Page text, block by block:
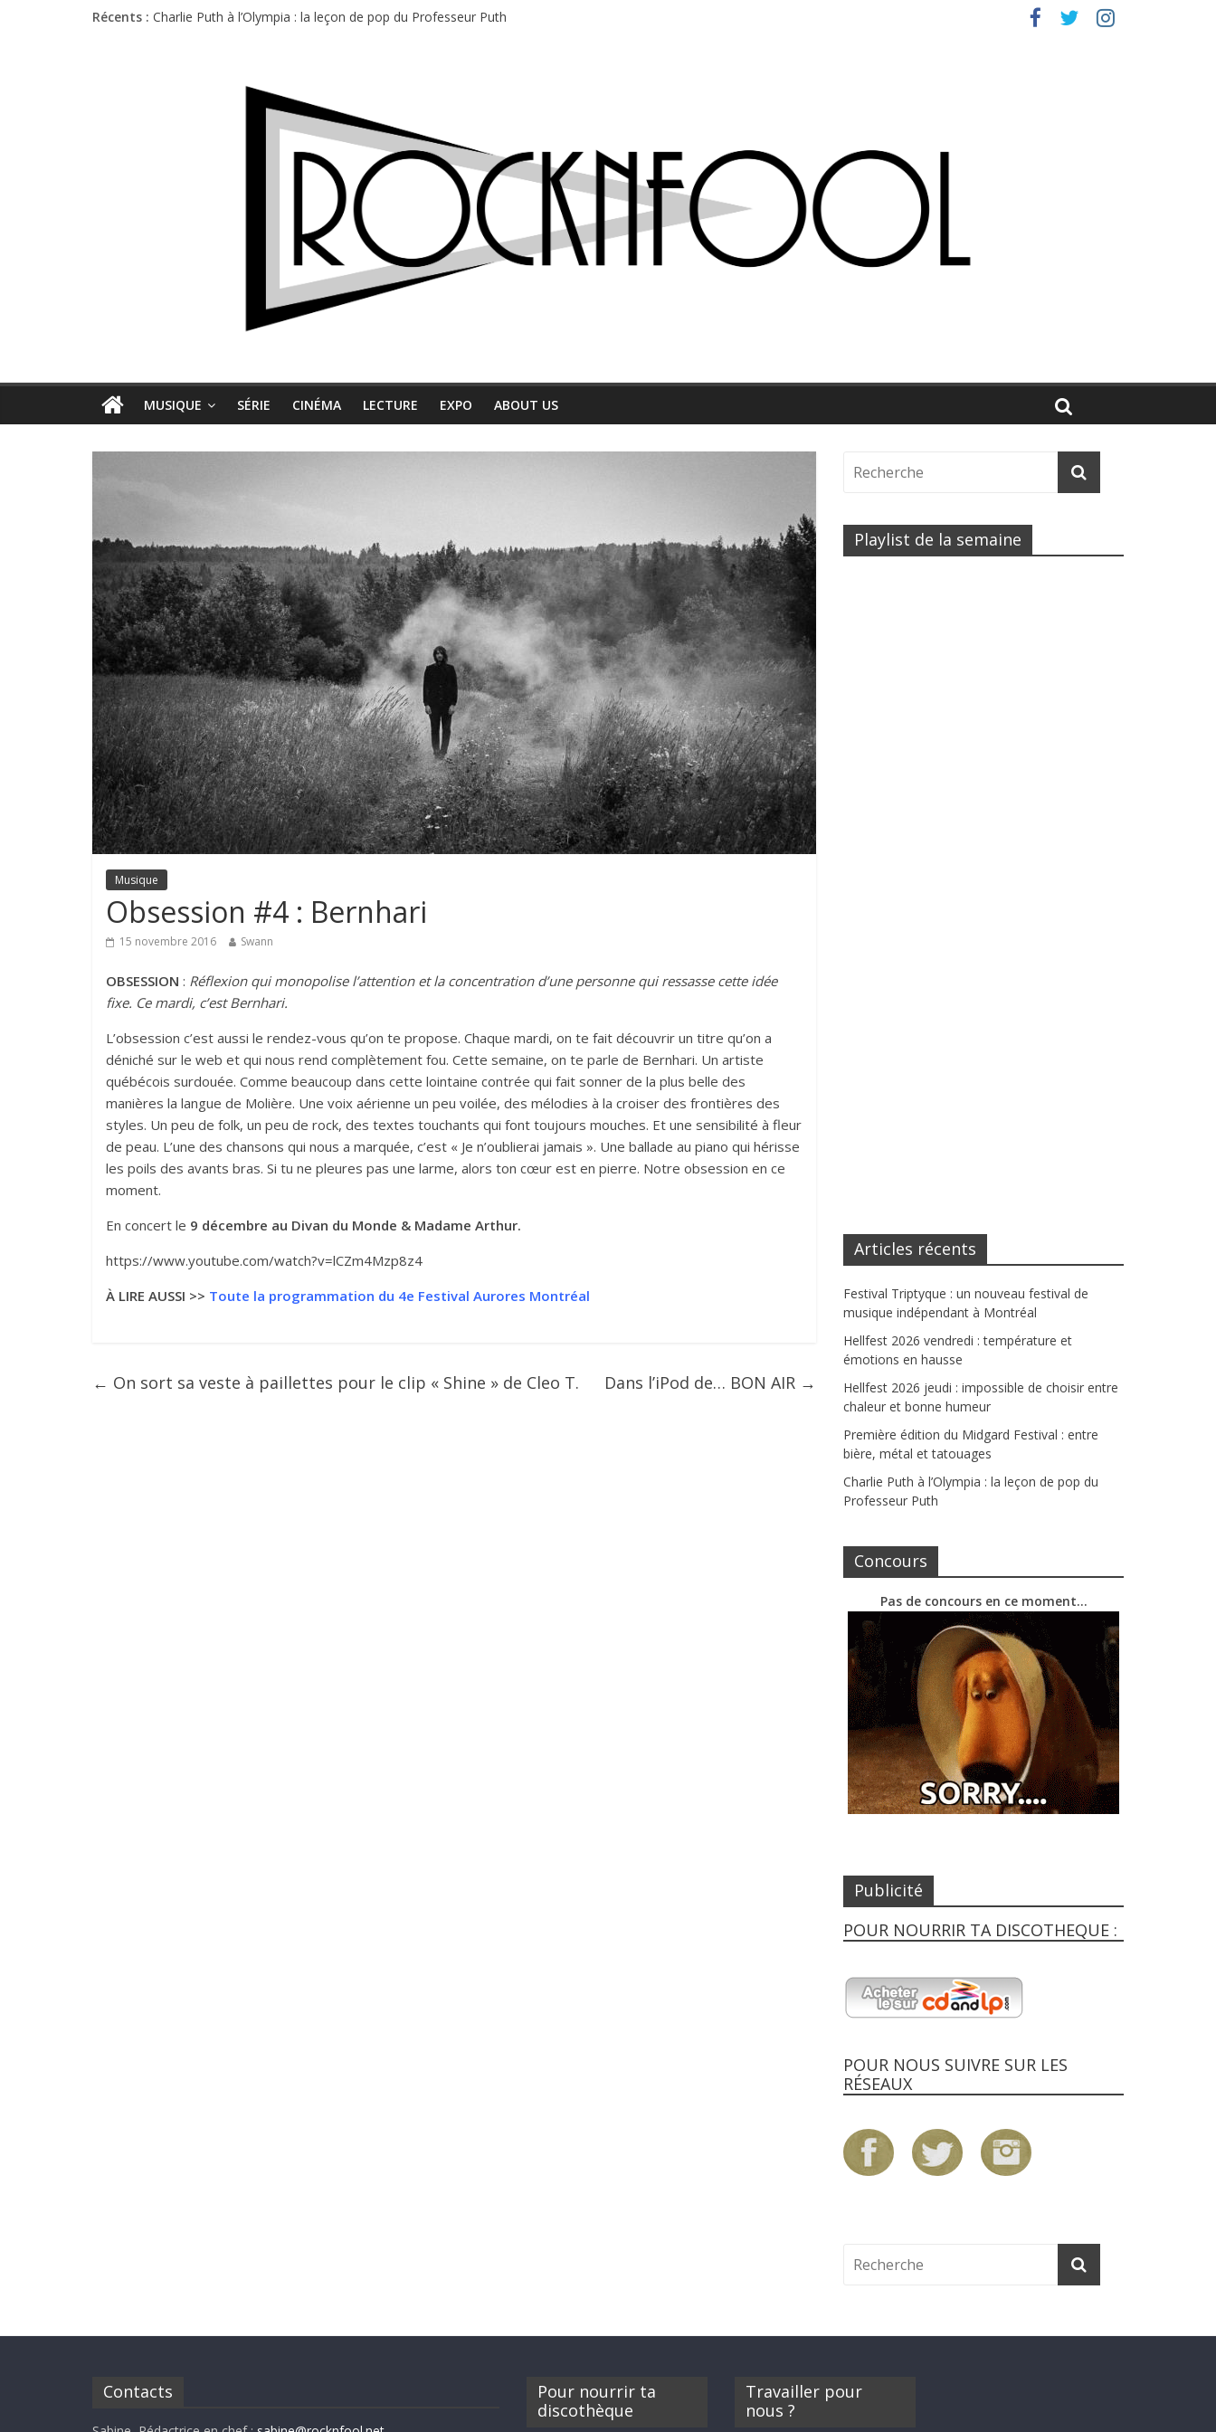
Récents : Charlie Puth à l’Olympia : la leçon de pop du Professeur Puth
Première édition du Midgard Festival : entre bière, métal et tatouages
MUSIQUE SÉRIE CINÉMA LECTURE EXPO ABOUT US
Musique
Obsession #4 : Bernhari
15 novembre 2016 Swann
OBSESSION : Réflexion qui monopolise l’attention et la concentration d’une personne qui ressasse cette idée
fixe. Ce mardi, c’est Bernhari.
L’obsession c’est aussi le rendez-vous qu’on te propose. Chaque mardi, on te fait découvrir un titre qu’on a
déniché sur le web et qui nous rend complètement fou. Cette semaine, on te parle de Bernhari. Un artiste
québécois surdouée. Comme beaucoup dans cette lointaine contrée qui fait sonner de la plus belle des
manières la langue de Molière. Une voix aérienne un peu voilée, des mélodies à la croiser des frontières des
styles. Un peu de folk, un peu de rock, des textes touchants qui font toujours mouches. Et une sensibilité à fleur
de peau. L’une des chansons qui nous a marquée, c’est « Je n’oublierai jamais ». Une ballade au piano qui hérisse
les poils des avants bras. Si tu ne pleures pas une larme, alors ton cœur est en pierre. Notre obsession en ce
moment.
En concert le 9 décembre au Divan du Monde & Madame Arthur.
https://www.youtube.com/watch?v=lCZm4Mzp8z4
À LIRE AUSSI >> Toute la programmation du 4e Festival Aurores Montréal
← On sort sa veste à paillettes pour le clip « Shine » de Cleo T. Dans l’iPod de… BON AIR →
Playlist de la semaine
Articles récents
Festival Triptyque : un nouveau festival de
musique indépendant à Montréal
Hellfest 2026 vendredi : température et
émotions en hausse
Hellfest 2026 jeudi : impossible de choisir entre
chaleur et bonne humeur
Première édition du Midgard Festival : entre
bière, métal et tatouages
Charlie Puth à l’Olympia : la leçon de pop du
Professeur Puth
Concours
Pas de concours en ce moment…
Publicité
POUR NOURRIR TA DISCOTHEQUE :
POUR NOUS SUIVRE SUR LES
RÉSEAUX
Contacts
Pour nourrir ta
discothèque
Travailler pour
nous ?